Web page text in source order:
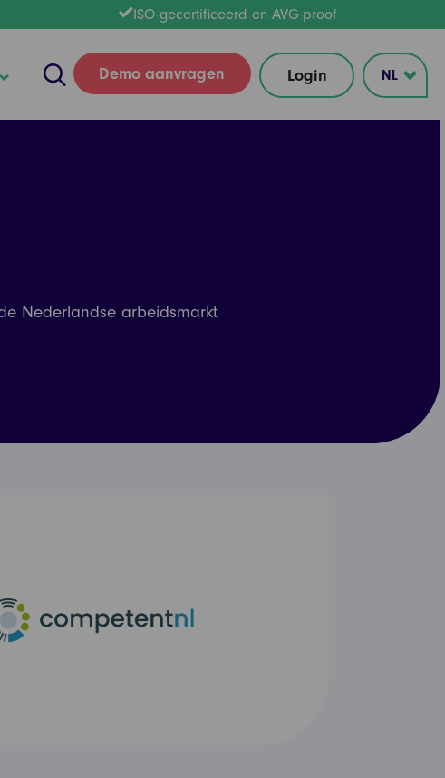
ISO-gecertificeerd en AVG-proof
Demo aanvragen Login
Nederlandse arbeidsmarkt